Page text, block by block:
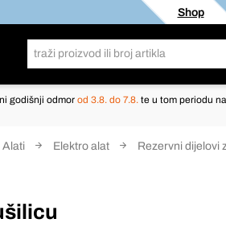
Shop
godišnji odmor od 3.8. do 7.8. te u tom periodu
Alati Elektro alat Rezervni dijelovi